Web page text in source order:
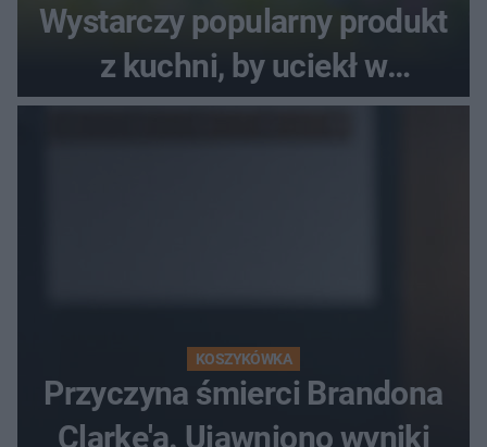
Wystarczy popularny produkt
z kuchni, by uciekł w
popłochu
KOSZYKÓWKA
Przyczyna śmierci Brandona
Clarke'a. Ujawniono wyniki